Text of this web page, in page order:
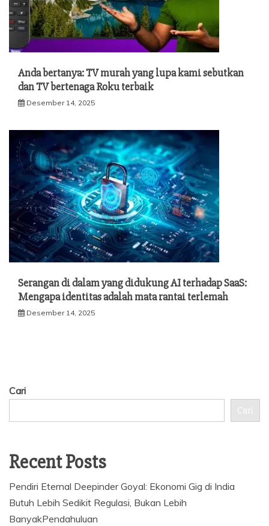
Anda bertanya: TV murah yang lupa kami sebutkan
dan TV bertenaga Roku terbaik
Desember 14, 2025
Serangan di dalam yang didukung AI terhadap SaaS:
Mengapa identitas adalah mata rantai terlemah
Desember 14, 2025
Cari
Cari
Recent Posts
Pendiri Eternal Deepinder Goyal: Ekonomi Gig di India
Butuh Lebih Sedikit Regulasi, Bukan Lebih
BanyakPendahuluan